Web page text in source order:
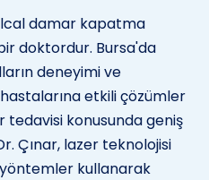
damar kapatma
doktordur. Bursa'da
deneyimi ve
etkili çözümler
tedavisi konusunda geniş
Çınar, lazer teknolojisi
kullanarak